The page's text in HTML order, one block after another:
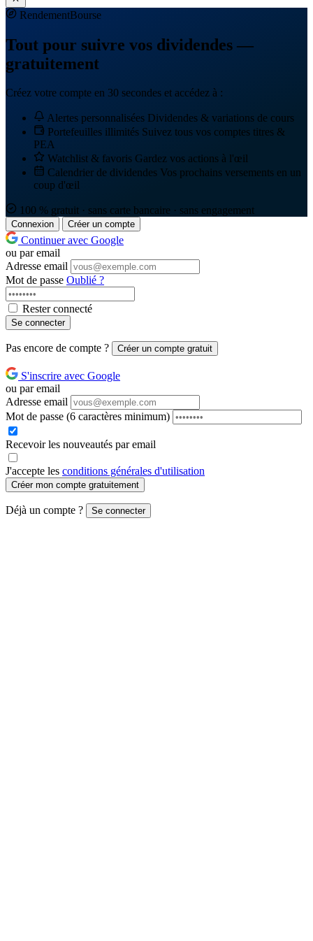
RendementBourse
Tout pour suivre vos dividendes —
gratuitement
Créez votre compte en 30 secondes et accédez à :
Alertes personnalisées Dividendes & variations de cours
Portefeuilles illimités Suivez tous vos comptes titres &
PEA
Watchlist & favoris Gardez vos actions à l'œil
Calendrier de dividendes Vos prochains versements en un
coup d'œil
100 % gratuit · sans carte bancaire · sans engagement
Connexion Créer un compte
Continuer avec Google
ou par email
Adresse email
Mot de passe Oublié ?
Rester connecté
Se connecter
Pas encore de compte ? Créer un compte gratuit
S'inscrire avec Google
ou par email
Adresse email
Mot de passe (6 caractères minimum)
Recevoir les nouveautés par email
J'accepte les conditions générales d'utilisation
Créer mon compte gratuitement
Déjà un compte ? Se connecter